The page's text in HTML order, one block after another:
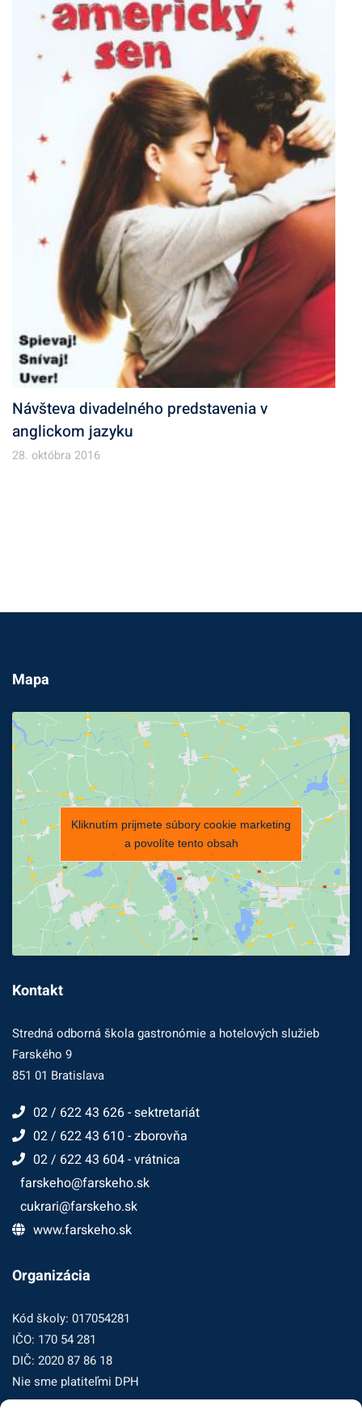
Návšteva divadelného predstavenia v
anglickom jazyku
28. októbra 2016
Mapa
Kliknutím prijmete súbory cookie marketing
a povolíte tento obsah
Kontakt
Stredná odborná škola gastronómie a hotelových služieb
Farského 9
851 01 Bratislava
02 / 622 43 626 - sektretariát
02 / 622 43 610 - zborovňa
02 / 622 43 604 - vrátnica
farskeho@farskeho.sk
cukrari@farskeho.sk
www.farskeho.sk
Organizácia
Kód školy: 017054281
IČO: 170 54 281
DIČ: 2020 87 86 18
Nie sme platiteľmi DPH